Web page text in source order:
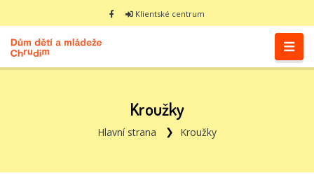
Klientské centrum
Kroužky
Hlavní strana Kroužky